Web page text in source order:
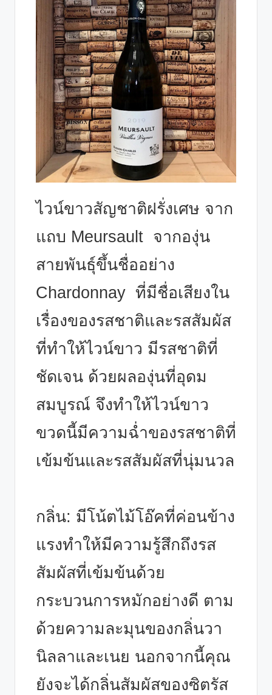
ไวน์ขาวสัญชาติฝรั่งเศษ จาก
แถบ Meursault จากองุ่น
สายพันธุ์ขึ้นชื่ออย่าง
Chardonnay ที่มีชื่อเสียงใน
เรื่องของรสชาติและรสสัมผัส
ที่ทำให้ไวน์ขาว มีรสชาติที่
ชัดเจน ด้วยผลองุ่นที่อุดม
สมบูรณ์ จึงทำให้ไวน์ขาว
ขวดนี้มีความฉ่ำของรสชาติที่
เข้มข้นและรสสัมผัสที่นุ่มนวล
กลิ่น: มีโน้ตไม้โอ๊คที่ค่อนข้าง
แรงทำให้มีความรู้สึกถึงรส
สัมผัสที่เข้มข้นด้วย
กระบวนการหมักอย่างดี ตาม
ด้วยความละมุนของกลิ่นวา
นิลลาและเนย นอกจากนี้คุณ
ยังจะได้กลิ่นสัมผัสของซิตรัส